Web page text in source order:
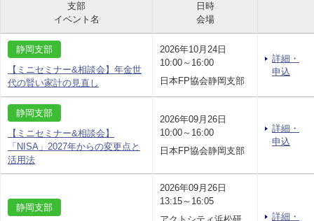
支部
イベント名
日時
会場
静岡支部
【ミニセミナー&相談会】年金世
代の賢い家計の見直し
2026年10月24日
10:00～16:00
日本FP協会静岡支部
詳細・
申込
静岡支部
【ミニセミナー&相談会】
「NISA」2027年からの変更点と
活用法
2026年09月26日
10:00～16:00
日本FP協会静岡支部
詳細・
申込
静岡支部
2026年09月26日
13:15～16:05
詳細・